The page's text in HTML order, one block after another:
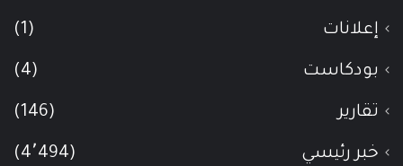
إعلانات (1)
بودكاست (4)
تقارير (146)
خبر رئيسي (4٬494)